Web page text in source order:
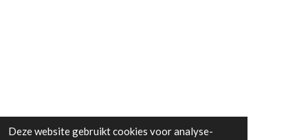
Deze website gebruikt cookies voor analyse-